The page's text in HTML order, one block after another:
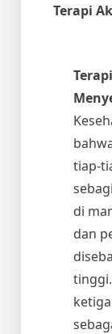
Terapi
tiap-
di
dan